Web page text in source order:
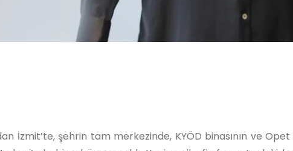
İzmit’te, şehrin tam merkezinde, KYÖD binasının ve